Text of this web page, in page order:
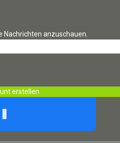
gefunden
gefunden. Bitte ändere deine
geladen
Google-Maps-API zu laden.
Nachrichten anzuschauen.
erstellen